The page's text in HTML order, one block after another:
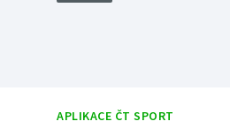
APLIKACE ČT SPORT